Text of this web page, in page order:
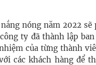
nóng năm 2022 sẽ
ty đã thành lập ban
của từng thành
các khách hàng để